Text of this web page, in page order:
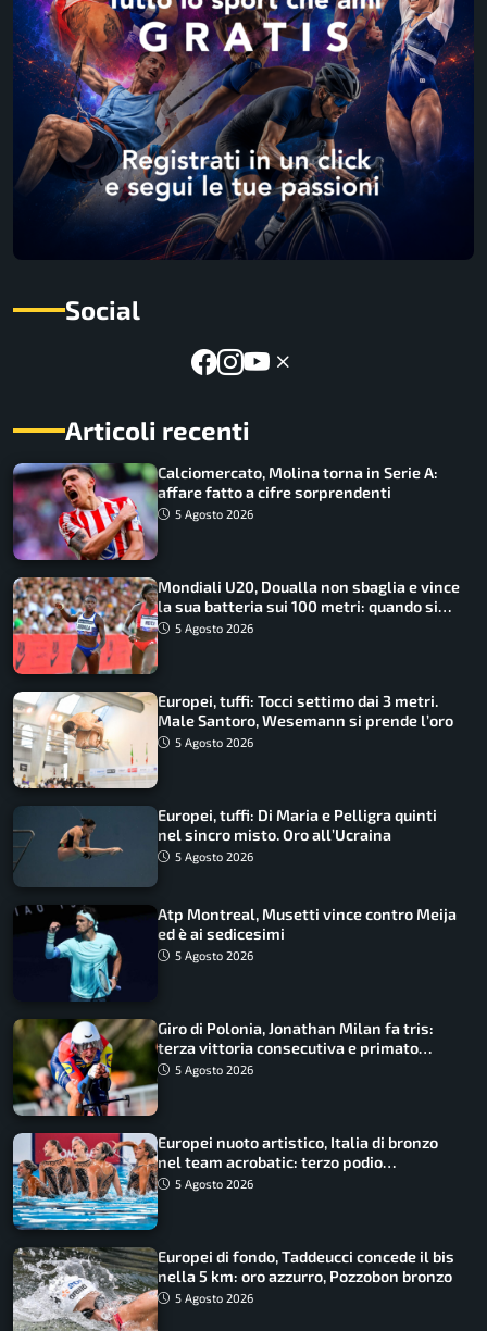
Social
Articoli recenti
Calciomercato, Molina torna in Serie A:
affare fatto a cifre sorprendenti
5 Agosto 2026
Mondiali U20, Doualla non sbaglia e vince
la sua batteria sui 100 metri: quando si
disputano le finali
5 Agosto 2026
Europei, tuffi: Tocci settimo dai 3 metri.
Male Santoro, Wesemann si prende l’oro
5 Agosto 2026
Europei, tuffi: Di Maria e Pelligra quinti
nel sincro misto. Oro all’Ucraina
5 Agosto 2026
Atp Montreal, Musetti vince contro Meija
ed è ai sedicesimi
5 Agosto 2026
Giro di Polonia, Jonathan Milan fa tris:
terza vittoria consecutiva e primato
rafforzato
5 Agosto 2026
Europei nuoto artistico, Italia di bronzo
nel team acrobatic: terzo podio
consecutivo
5 Agosto 2026
Europei di fondo, Taddeucci concede il bis
nella 5 km: oro azzurro, Pozzobon bronzo
5 Agosto 2026